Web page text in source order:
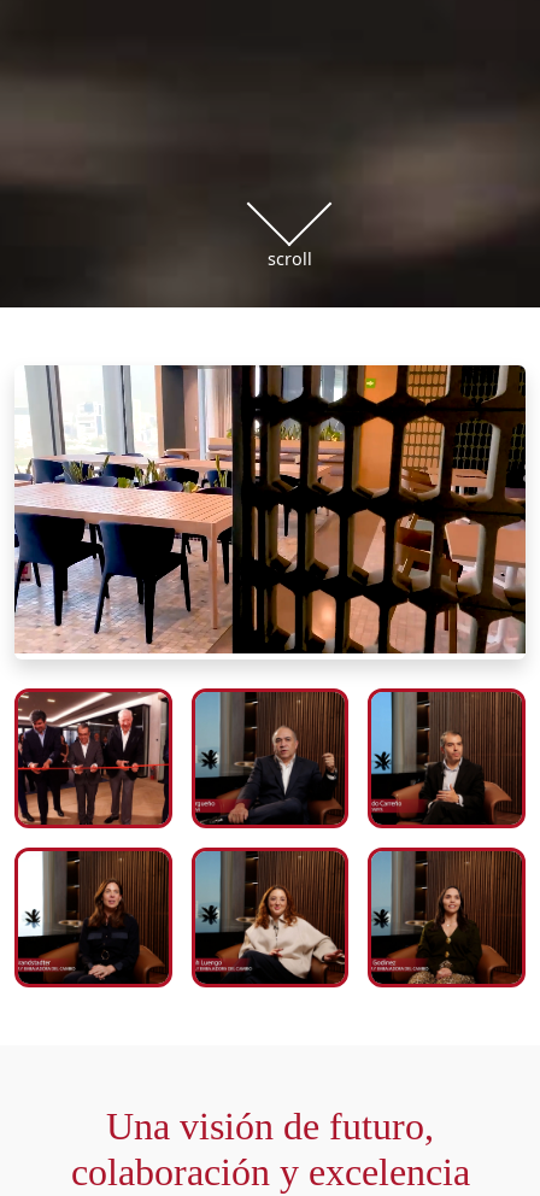
scroll
Una visión de futuro,
colaboración y excelencia